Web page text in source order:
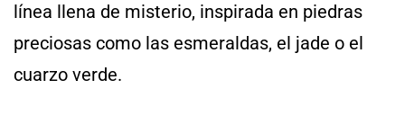
línea llena de misterio, inspirada en piedras
preciosas como las esmeraldas, el jade o el
cuarzo verde.